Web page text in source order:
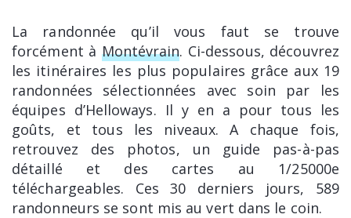
La randonnée qu’il vous faut se trouve
forcément à Montévrain. Ci-dessous, découvrez
les itinéraires les plus populaires grâce aux 19
randonnées sélectionnées avec soin par les
équipes d’Helloways. Il y en a pour tous les
goûts, et tous les niveaux. A chaque fois,
retrouvez des photos, un guide pas-à-pas
détaillé et des cartes au 1/25000e
téléchargeables. Ces 30 derniers jours, 589
randonneurs se sont mis au vert dans le coin.